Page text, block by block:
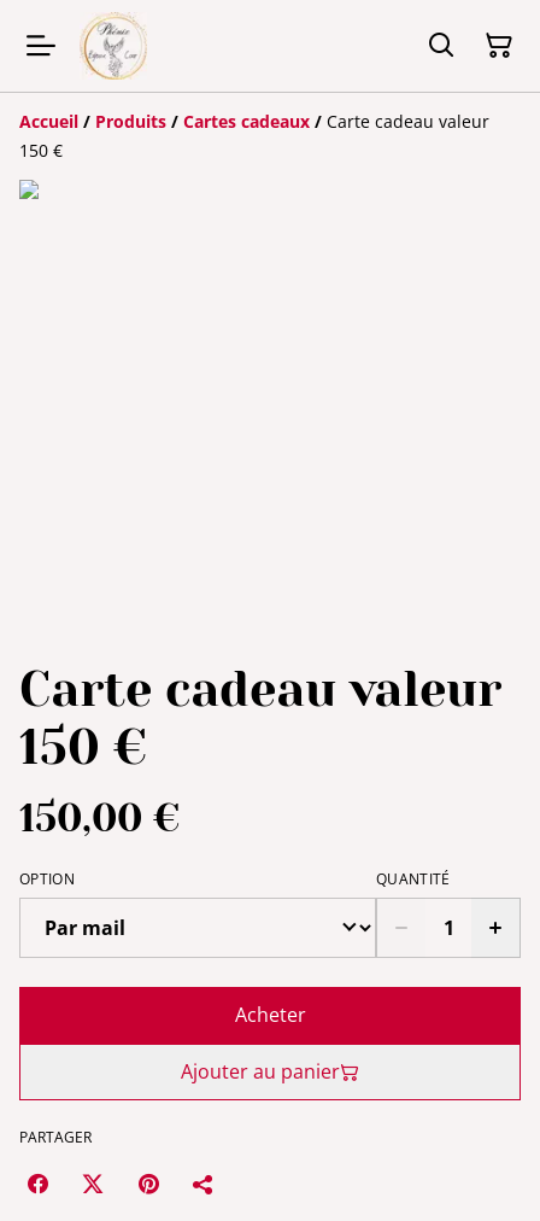
Accueil / Produits / Cartes cadeaux / Carte cadeau valeur
150 €
Carte cadeau valeur
150 €
150,00 €
OPTION QUANTITÉ
Acheter
Ajouter au panier
PARTAGER